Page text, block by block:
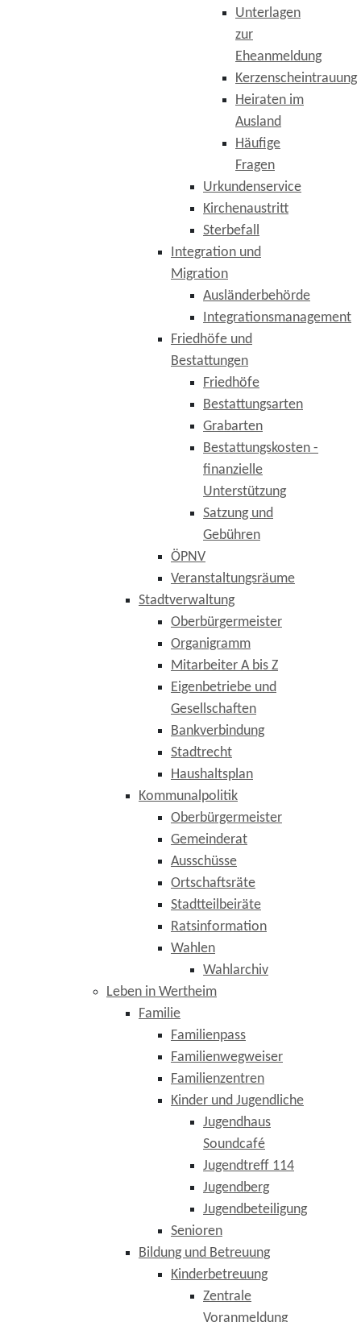
Unterlagen
zur
Eheanmeldung
Kerzenscheintrauung
Heiraten im
Ausland
Häufige
Fragen
Urkundenservice
Kirchenaustritt
Sterbefall
Integration und
Migration
Ausländerbehörde
Integrationsmanagement
Friedhöfe und
Bestattungen
Friedhöfe
Bestattungsarten
Grabarten
Bestattungskosten -
finanzielle
Unterstützung
Satzung und
Gebühren
ÖPNV
Veranstaltungsräume
Stadtverwaltung
Oberbürgermeister
Organigramm
Mitarbeiter A bis Z
Eigenbetriebe und
Gesellschaften
Bankverbindung
Stadtrecht
Haushaltsplan
Kommunalpolitik
Oberbürgermeister
Gemeinderat
Ausschüsse
Ortschaftsräte
Stadtteilbeiräte
Ratsinformation
Wahlen
Wahlarchiv
Leben in Wertheim
Familie
Familienpass
Familienwegweiser
Familienzentren
Kinder und Jugendliche
Jugendhaus
Soundcafé
Jugendtreff 114
Jugendberg
Jugendbeteiligung
Senioren
Bildung und Betreuung
Kinderbetreuung
Zentrale
Voranmeldung